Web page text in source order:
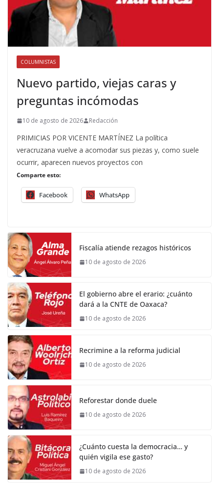
COLUMNISTAS
Nuevo partido, viejas caras y
preguntas incómodas
10 de agosto de 2026 Redacción
PRIMICIAS POR VICENTE MARTÍNEZ La política
veracruzana vuelve a acomodar sus piezas y, como suele
ocurrir, aparecen nuevos proyectos con
Comparte esto:
Facebook WhatsApp
Fiscalía atiende rezagos históricos
10 de agosto de 2026
El gobierno abre el erario: ¿cuánto
dará a la CNTE de Oaxaca?
10 de agosto de 2026
Recrimine a la reforma judicial
10 de agosto de 2026
Reforestar donde duele
10 de agosto de 2026
¿Cuánto cuesta la democracia… y
quién vigila ese gasto?
10 de agosto de 2026